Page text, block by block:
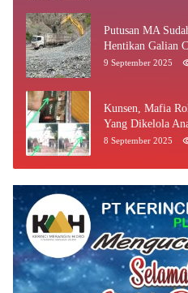
Putusan MA
Hentikan Galian
9 September 2025
Kunsen, Mafia
Yang Dikelola
Bea Cukai Jambi
8 September 2025